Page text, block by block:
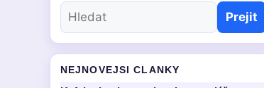
Prejit
NEJNOVEJSI CLANKY